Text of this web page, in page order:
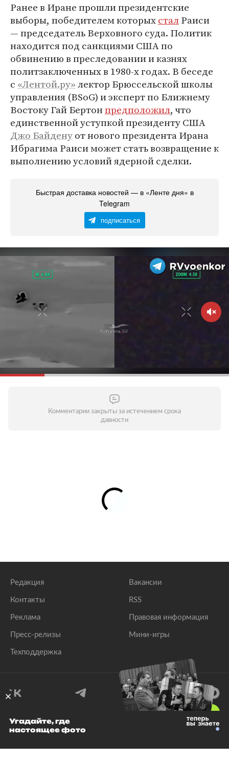
Ранее в Иране прошли президентские
выборы, победителем которыхсталРаиси
— председатель Верховного суда. Политик
находится под санкциями США по
обвинению в преследовании и казнях
политзаключенных в 1980-х годах. В беседе
с «Лентой.ру»лектор Брюссельской школы
управления (BSoG) и эксперт по Ближнему
Востоку Гай Бертонпредположил, что
единственной уступкой президенту США
Джо Байденуот нового президента Ирана
Ибрагима Раиси может стать возвращение к
выполнению условий ядерной сделки.
Быстрая доставка новостей — в «Ленте дня» в
Telegram
подписаться
Комментарии закрыты за истечением срока
давности
Редакция
Контакты
Реклама
Пресс-релизы
Техподдержка
Вакансии
RSS
Правовая информация
Мини-игры
© 1999–2026 Все права защищены.
Угадайте, где
настоящее фото